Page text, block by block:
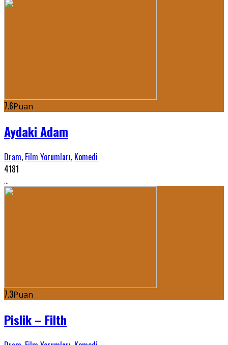
7.6Puan
Aydaki Adam
Dram, Film Yorumları, Komedi
4181
...
7.3Puan
Pislik – Filth